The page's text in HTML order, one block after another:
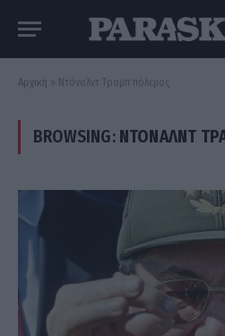
Αρχική » Ντόναλντ Τραμπ πόλεμος
BROWSING: ΝΤΌΝΑΛΝΤ